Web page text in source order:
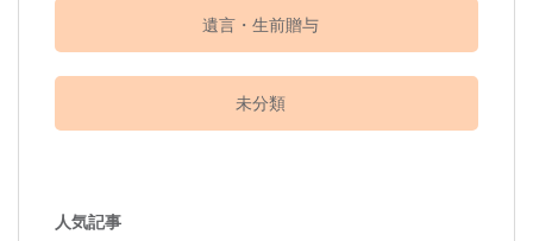
遺言・生前贈与
未分類
人気記事